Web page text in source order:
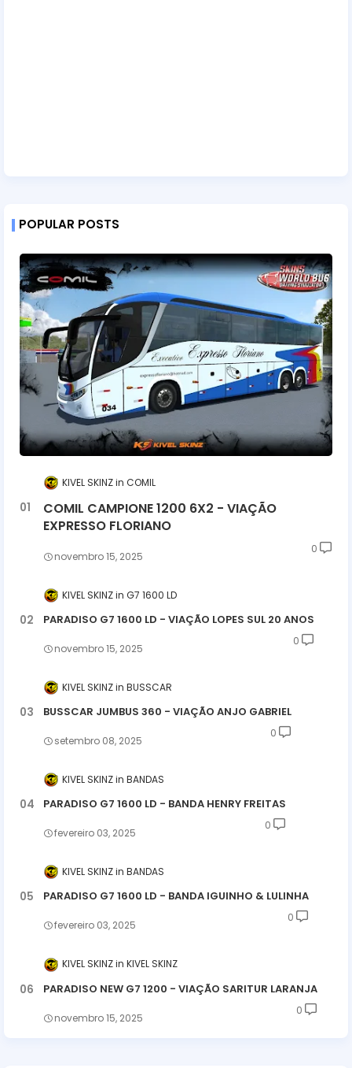
POPULAR POSTS
KIVEL SKINZ COMIL
COMIL CAMPIONE 1200 6X2 - VIAÇÃO
EXPRESSO FLORIANO
novembro 15, 2025
0
KIVEL SKINZ G7 1600 LD
PARADISO G7 1600 LD - VIAÇÃO LOPES SUL 20 ANOS
novembro 15, 2025
0
KIVEL SKINZ BUSSCAR
BUSSCAR JUMBUS 360 - VIAÇÃO ANJO GABRIEL
setembro 08, 2025
0
KIVEL SKINZ BANDAS
PARADISO G7 1600 LD - BANDA HENRY FREITAS
fevereiro 03, 2025
0
KIVEL SKINZ BANDAS
PARADISO G7 1600 LD - BANDA IGUINHO & LULINHA
fevereiro 03, 2025
0
KIVEL SKINZ KIVEL SKINZ
PARADISO NEW G7 1200 - VIAÇÃO SARITUR LARANJA
novembro 15, 2025
0